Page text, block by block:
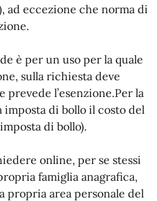
ad eccezione che norma di
è per un uso per la quale
sulla richiesta deve
prevede l’esenzione.Per la
di bollo il costo del
di bollo).
online, per se stessi
famiglia anagrafica,
propria area personale del